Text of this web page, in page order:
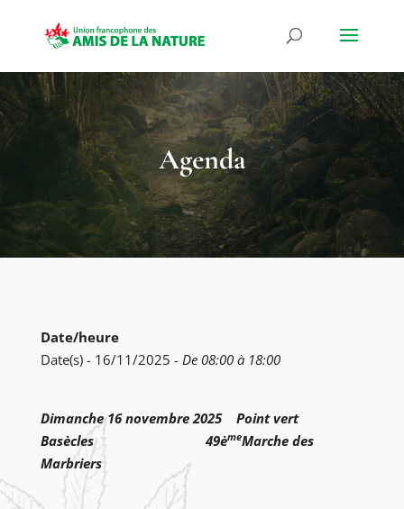
Agenda
Date/heure
Date(s) - 16/11/2025 - De 08:00 à 18:00
Dimanche 16 novembre 2025 Point vert
Basècles
49èmeMarche des
Marbriers